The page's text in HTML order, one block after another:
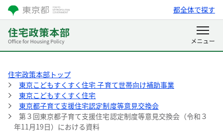
都全体で探す
住宅政策本部トップ
東京こどもすくすく住宅 子育て世帯向け補助事業
東京こどもすくすく住宅
東京都子育て支援住宅認定制度等意見交換会
第３回東京都子育て支援住宅認定制度等意見交換会（令和３
年11月19日）における資料